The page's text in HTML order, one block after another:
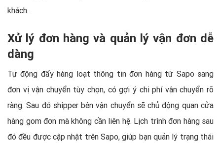
khách.
Xử lý đơn hàng và quản lý vận đơn dễ
dàng
Tự động đẩy hàng loạt thông tin đơn hàng từ Sapo sang
đơn vị vận chuyển tùy chọn, có gợi ý chi phí vận chuyển rõ
ràng. Sau đó shipper bên vận chuyển sẽ chủ động quan cửa
hàng gom đơn mà không cần liên hệ. Lịch trình đơn hàng sau
đó đều được cập nhật trên Sapo, giúp bạn quản lý trạng thái